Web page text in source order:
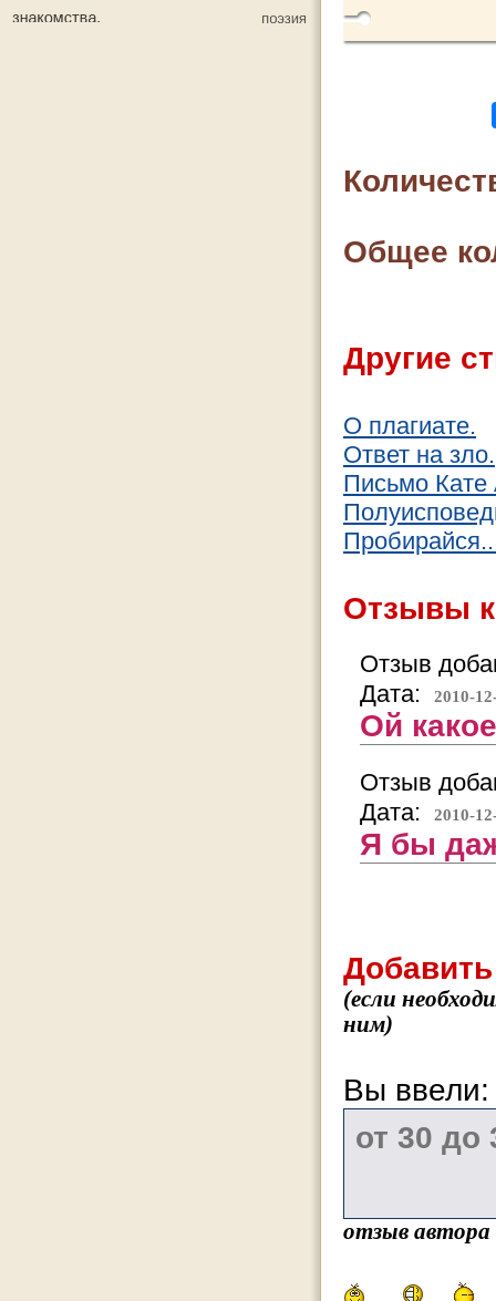
Общее
Другие
О плагиате.
Ответ на зло.
Письмо Кате
Отзывы
Отзыв
Дата:
2010-
Ой
Отзыв
Дата:
2010-
Я бы
(если
ним)
Вы
отзыв